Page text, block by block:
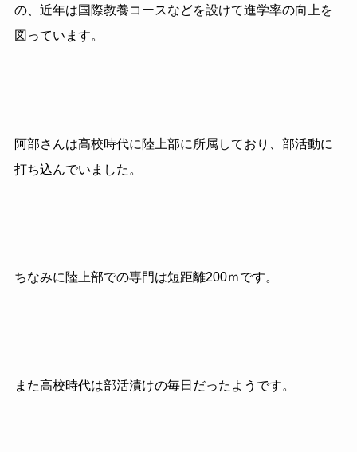
の、近年は国際教養コースなどを設けて進学率の向上を
図っています。
阿部さんは高校時代に陸上部に所属しており、部活動に
打ち込んでいました。
ちなみに陸上部での専門は短距離200ｍです。
また高校時代は部活漬けの毎日だったようです。